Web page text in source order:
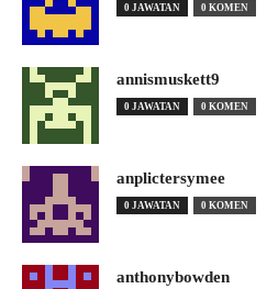
0 JAWATAN 0 KOMEN
annismuskett9
0 JAWATAN 0 KOMEN
anplictersymee
0 JAWATAN 0 KOMEN
anthonybowden